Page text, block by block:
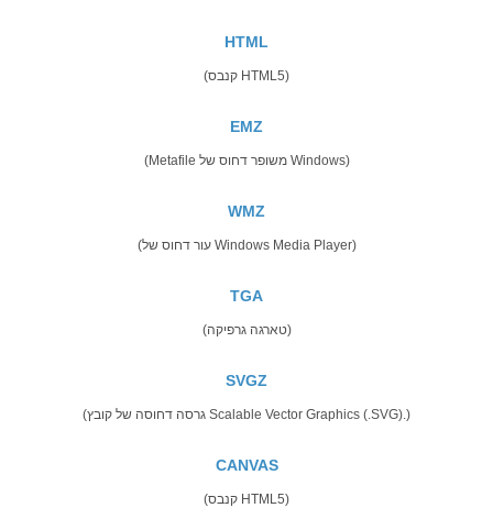
HTML
(קנבס HTML5)
EMZ
(Metafile משופר דחוס של Windows)
WMZ
(עור דחוס של Windows Media Player)
TGA
(טארגה גרפיקה)
SVGZ
(גרסה דחוסה של קובץ Scalable Vector Graphics (.SVG).)
CANVAS
(קנבס HTML5)